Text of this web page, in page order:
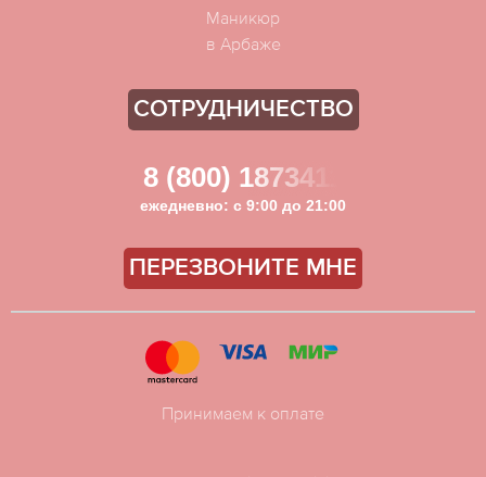
Маникюр
в Арбаже
СОТРУДНИЧЕСТВО
8 (800) 1873411
ежедневно: с 9:00 до 21:00
ПЕРЕЗВОНИТЕ МНЕ
Принимаем к оплате